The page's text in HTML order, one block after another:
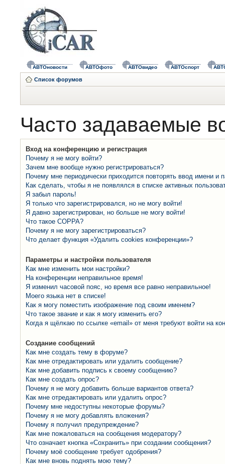
АВТОновости АВТОфото АВТОвидео АВТОспорт
Список форумов
Часто задаваемые
Вход на конференцию и регистрация
Почему я не могу войти?
Зачем мне вообще нужно регистрироваться?
Почему мне периодически приходится повторять ввод имени и
Как сделать, чтобы я не появлялся в списке активных
Я забыл пароль!
Я только что зарегистрировался, но не могу войти!
Я давно зарегистрирован, но больше не могу войти!
Что такое COPPA?
Почему я не могу зарегистрироваться?
Что делает функция «Удалить cookies конференции»?
Параметры и настройки пользователя
Как мне изменить мои настройки?
На конференции неправильное время!
Я изменил часовой пояс, но время все равно неправильное!
Моего языка нет в списке!
Как я могу поместить изображение под своим именем?
Что такое звание и как я могу изменить его?
Когда я щёлкаю по ссылке «email» от меня требуют войти на
Создание сообщений
Как мне создать тему в форуме?
Как мне отредактировать или удалить сообщение?
Как мне добавить подпись к своему сообщению?
Как мне создать опрос?
Почему я не могу добавить больше вариантов ответа?
Как мне отредактировать или удалить опрос?
Почему мне недоступны некоторые форумы?
Почему я не могу добавлять вложения?
Почему я получил предупреждение?
Как мне пожаловаться на сообщения модератору?
Что означает кнопка «Сохранить» при создании сообщения?
Почему моё сообщение требует одобрения?
Как мне вновь поднять мою тему?